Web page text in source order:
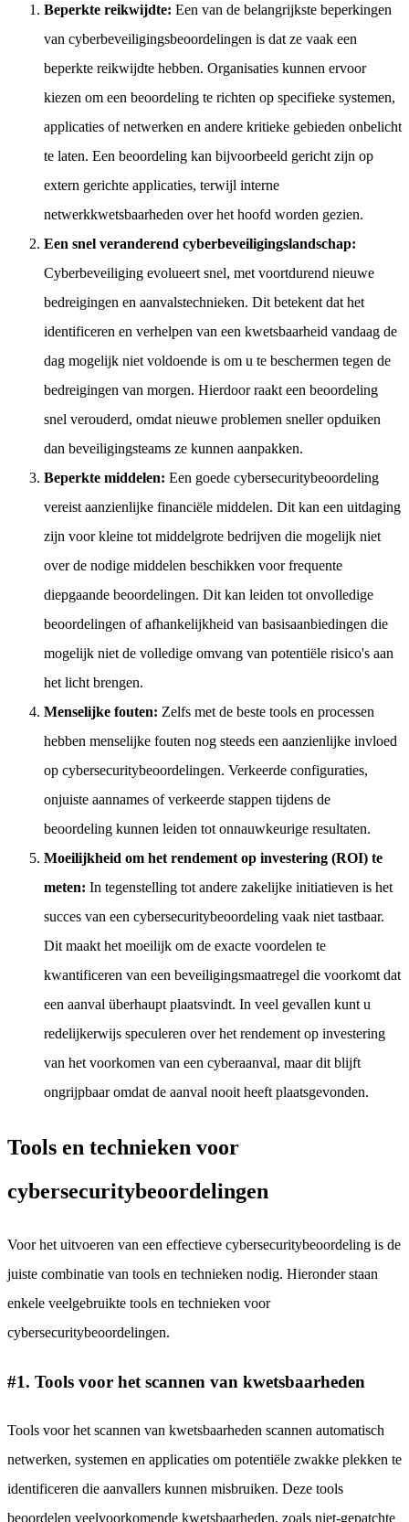
Beperkte reikwijdte: Een van de belangrijkste beperkingen
van cyberbeveiligingsbeoordelingen is dat ze vaak een
beperkte reikwijdte hebben. Organisaties kunnen ervoor
kiezen om een beoordeling te richten op specifieke systemen,
applicaties of netwerken en andere kritieke gebieden onbelicht
te laten. Een beoordeling kan bijvoorbeeld gericht zijn op
extern gerichte applicaties, terwijl interne
netwerkkwetsbaarheden over het hoofd worden gezien.
Een snel veranderend cyberbeveiligingslandschap:
Cyberbeveiliging evolueert snel, met voortdurend nieuwe
bedreigingen en aanvalstechnieken. Dit betekent dat het
identificeren en verhelpen van een kwetsbaarheid vandaag de
dag mogelijk niet voldoende is om u te beschermen tegen de
bedreigingen van morgen. Hierdoor raakt een beoordeling
snel verouderd, omdat nieuwe problemen sneller opduiken
dan beveiligingsteams ze kunnen aanpakken.
Beperkte middelen: Een goede cybersecuritybeoordeling
vereist aanzienlijke financiële middelen. Dit kan een uitdaging
zijn voor kleine tot middelgrote bedrijven die mogelijk niet
over de nodige middelen beschikken voor frequente
diepgaande beoordelingen. Dit kan leiden tot onvolledige
beoordelingen of afhankelijkheid van basisaanbiedingen die
mogelijk niet de volledige omvang van potentiële risico's aan
het licht brengen.
Menselijke fouten: Zelfs met de beste tools en processen
hebben menselijke fouten nog steeds een aanzienlijke invloed
op cybersecuritybeoordelingen. Verkeerde configuraties,
onjuiste aannames of verkeerde stappen tijdens de
beoordeling kunnen leiden tot onnauwkeurige resultaten.
Moeilijkheid om het rendement op investering (ROI) te
meten: In tegenstelling tot andere zakelijke initiatieven is het
succes van een cybersecuritybeoordeling vaak niet tastbaar.
Dit maakt het moeilijk om de exacte voordelen te
kwantificeren van een beveiligingsmaatregel die voorkomt dat
een aanval überhaupt plaatsvindt. In veel gevallen kunt u
redelijkerwijs speculeren over het rendement op investering
van het voorkomen van een cyberaanval, maar dit blijft
ongrijpbaar omdat de aanval nooit heeft plaatsgevonden.
Tools en technieken voor
cybersecuritybeoordelingen
Voor het uitvoeren van een effectieve cybersecuritybeoordeling is de
juiste combinatie van tools en technieken nodig. Hieronder staan
enkele veelgebruikte tools en technieken voor
cybersecuritybeoordelingen.
#1. Tools voor het scannen van kwetsbaarheden
Tools voor het scannen van kwetsbaarheden scannen automatisch
netwerken, systemen en applicaties om potentiële zwakke plekken te
identificeren die aanvallers kunnen misbruiken. Deze tools
beoordelen veelvoorkomende kwetsbaarheden, zoals niet-gepatchte